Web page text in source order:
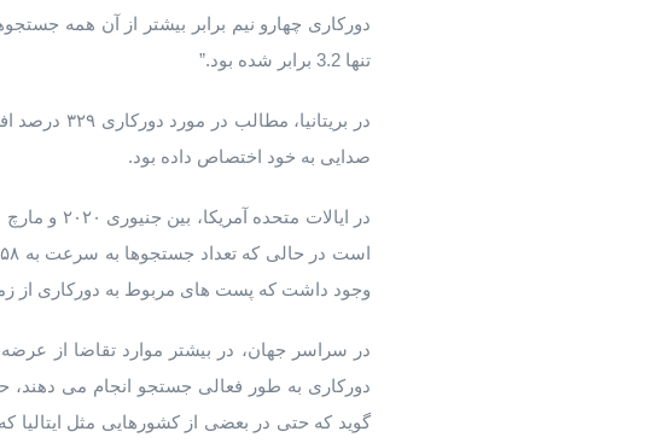
تنها 3.2 برابر شده بود.”
صدایی به خود اختصاص داده بود.
وجود داشت که پست های مربوط به دورکاری از
در سراسر جهان، در بیشتر موارد تقاضا از
دورکاری به طور فعالی جستجو انجام می دهند،
گوید که حتی در بعضی از کشورهایی مثل